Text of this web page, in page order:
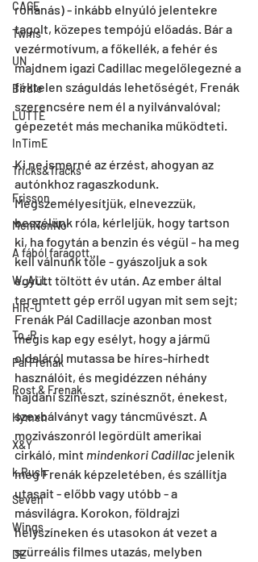
CAGE
Twins
UN
Birdie
LUTTE
InTimE
Tricks&Tracks
Frisson
MenNonNo
A fából faragott...
W_ALL
HIR-O
To_R
Pal Frenak
Rost & Frenak
Hymen
X&Y
k.Rush
Seven
Wings
DE
rohanás) - inkább elnyúló jelentekre
tagolt, közepes tempójú előadás. Bár a
vezérmotívum, a főkellék, a fehér és
majdnem igazi Cadillac megelőlegezné a
féktelen száguldás lehetőségét, Frenák
szerencsére nem él a nyilvánvalóval;
gépezetét más mechanika működteti.
Ki ne ismerné az érzést, ahogyan az
autónkhoz ragaszkodunk.
Megszemélyesítjük, elnevezzük,
beszélünk róla, kérleljük, hogy tartson
ki, ha fogytán a benzin és végül - ha meg
kell válnunk tőle - gyászoljuk a sok
együtt töltött év után. Az ember által
teremtett gép erről ugyan mit sem sejt;
Frenák Pál Cadillacje azonban most
mégis kap egy esélyt, hogy a jármű
oldaláról mutassa be híres-hírhedt
használóit, és megidézzen néhány
hajdani színészt, színésznőt, énekest,
szexbálványt vagy táncművészt. A
mozivászonról legördült amerikai
cirkáló, mint mindenkori Cadillac jelenik
meg Frenák képzeletében, és szállítja
utasait - előbb vagy utóbb - a
másvilágra. Korokon, földrajzi
helyszíneken és utasokon át vezet a
szürreális filmes utazás, melyben